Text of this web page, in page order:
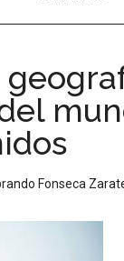
Fonseca